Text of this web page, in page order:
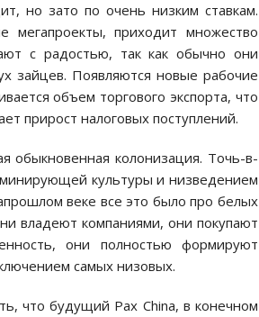
но зато по очень низким ставкам.
мегапроекты, приходит множество
с радостью, так как обычно они
зайцев. Появляются новые рабочие
объем торгового экспорта, что
прирост налоговых поступлений.
обыкновенная колонизация. Точь-в-
культуры и низведением
веке все это было про белых
владеют компаниями, они покупают
они полностью формируют
самых низовых.
что будущий Pax China, в конечном